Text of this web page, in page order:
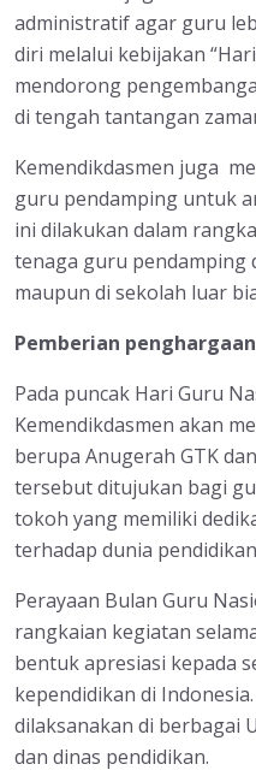
administratif agar guru
diri melalui kebijakan
mendorong
di tengah tantangan
Kemendikdasmen juga
guru pendamping untuk
ini dilakukan dalam
tenaga guru pendamping
maupun di sekolah luar
Pemberian penghargaan
Pada puncak Hari Guru
Kemendikdasmen akan
berupa Anugerah GTK
tersebut ditujukan bagi
tokoh yang memiliki
terhadap dunia
Perayaan Bulan Guru
rangkaian kegiatan
bentuk apresiasi kepada
kependidikan di
dilaksanakan di berbagai
dan dinas pendidikan.